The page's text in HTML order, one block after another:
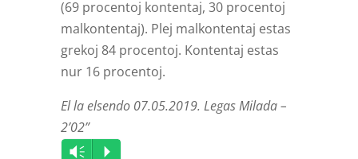
(69 procentoj kontentaj, 30 procentoj
malkontentaj). Plej malkontentaj estas
grekoj 84 procentoj. Kontentaj estas
nur 16 procentoj.
El la elsendo 07.05.2019. Legas Milada –
2’02”
Audio
Vm P